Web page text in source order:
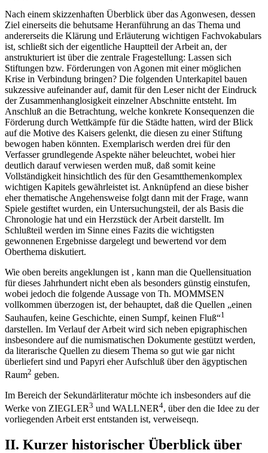
Nach einem skizzenhaften Überblick über das Agonwesen, dessen
Ziel einerseits die behutsame Heranführung an das Thema und
andererseits die Klärung und Erläuterung wichtigen Fachvokabulars
ist, schließt sich der eigentliche Hauptteil der Arbeit an, der
anstrukturiert ist über die zentrale Fragestellung: Lassen sich
Stiftungen bzw. Förderungen von Agonen mit einer möglichen
Krise in Verbindung bringen? Die folgenden Unterkapitel bauen
sukzessive aufeinander auf, damit für den Leser nicht der Eindruck
der Zusammenhanglosigkeit einzelner Abschnitte entsteht. Im
Anschluß an die Betrachtung, welche konkrete Konsequenzen die
Förderung durch Wettkämpfe für die Städte hatten, wird der Blick
auf die Motive des Kaisers gelenkt, die diesen zu einer Stiftung
bewogen haben könnten. Exemplarisch werden drei für den
Verfasser grundlegende Aspekte näher beleuchtet, wobei hier
deutlich darauf verwiesen werden muß, daß somit keine
Vollständigkeit hinsichtlich des für den Gesamtthemenkomplex
wichtigen Kapitels gewährleistet ist. Anknüpfend an diese bisher
eher thematische Angehensweise folgt dann mit der Frage, wann
Spiele gestiftet wurden, ein Untersuchungsteil, der als Basis die
Chronologie hat und ein Herzstück der Arbeit darstellt. Im
Schlußteil werden im Sinne eines Fazits die wichtigsten
gewonnenen Ergebnisse dargelegt und bewertend vor dem
Oberthema diskutiert.
Wie oben bereits angeklungen ist , kann man die Quellensituation
für dieses Jahrhundert nicht eben als besonders günstig einstufen,
wobei jedoch die folgende Aussage von Th. MOMMSEN
vollkommen überzogen ist, der behauptet, daß die Quellen „einen
Sauhaufen, keine Geschichte, einen Sumpf, keinen Fluß“1
darstellen. Im Verlauf der Arbeit wird sich neben epigraphischen
insbesondere auf die numismatischen Dokumente gestützt werden,
da literarische Quellen zu diesem Thema so gut wie gar nicht
überliefert sind und Papyri eher Aufschluß über den ägyptischen
Raum2 geben.
Im Bereich der Sekundärliteratur möchte ich insbesonders auf die
Werke von ZIEGLER3 und WALLNER4, über den die Idee zu der
vorliegenden Arbeit erst entstanden ist, verweiseqn.
II. Kurzer historischer Überblick über